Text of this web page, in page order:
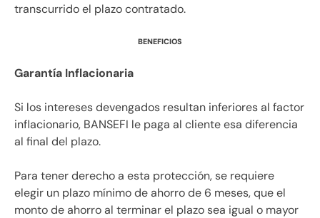
transcurrido el plazo contratado.
BENEFICIOS
Garantía Inflacionaria
Si los intereses devengados resultan inferiores al factor
inflacionario, BANSEFI le paga al cliente esa diferencia
al final del plazo.
Para tener derecho a esta protección, se requiere
elegir un plazo mínimo de ahorro de 6 meses, que el
monto de ahorro al terminar el plazo sea igual o mayor